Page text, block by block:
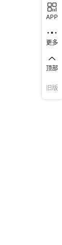
APP
更多
顶部
旧版